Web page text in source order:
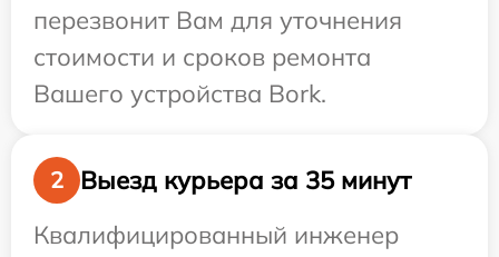
перезвонит Вам для уточнения
стоимости и сроков ремонта
Вашего устройства Bork.
2
Выезд курьера за 35 минут
Квалифицированный инженер